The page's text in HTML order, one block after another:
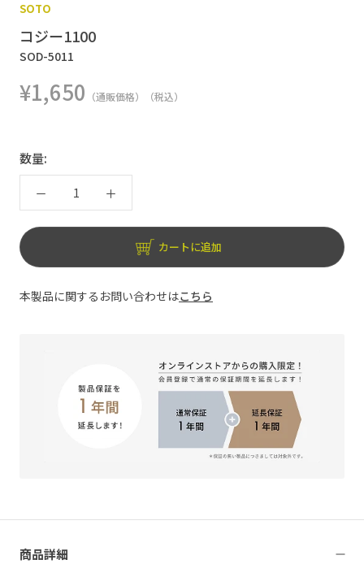
SOTO
コジー1100
SOD-5011
¥1,650 （通販価格）（税込）
数量:
カートに追加
本製品に関するお問い合わせはこちら
商品詳細